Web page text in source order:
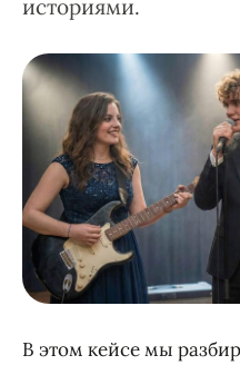
историями.
В этом кейсе мы